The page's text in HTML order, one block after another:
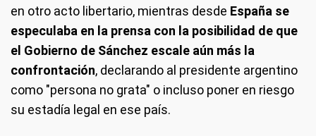
en otro acto libertario, mientras desde España se
especulaba en la prensa con la posibilidad de que
el Gobierno de Sánchez escale aún más la
confrontación, declarando al presidente argentino
como "persona no grata" o incluso poner en riesgo
su estadía legal en ese país.